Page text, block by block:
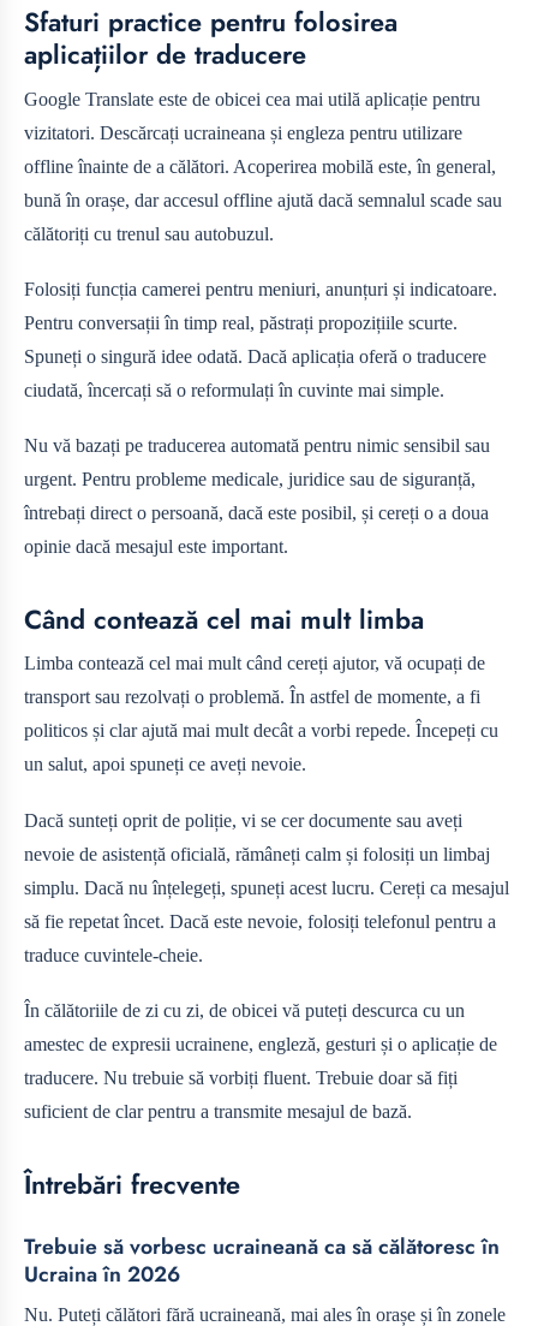
Sfaturi practice pentru folosirea
aplicațiilor de traducere
Google Translate este de obicei cea mai utilă aplicație pentru
vizitatori. Descărcați ucraineana și engleza pentru utilizare
offline înainte de a călători. Acoperirea mobilă este, în general,
bună în orașe, dar accesul offline ajută dacă semnalul scade sau
călătoriți cu trenul sau autobuzul.
Folosiți funcția camerei pentru meniuri, anunțuri și indicatoare.
Pentru conversații în timp real, păstrați propozițiile scurte.
Spuneți o singură idee odată. Dacă aplicația oferă o traducere
ciudată, încercați să o reformulați în cuvinte mai simple.
Nu vă bazați pe traducerea automată pentru nimic sensibil sau
urgent. Pentru probleme medicale, juridice sau de siguranță,
întrebați direct o persoană, dacă este posibil, și cereți o a doua
opinie dacă mesajul este important.
Când contează cel mai mult limba
Limba contează cel mai mult când cereți ajutor, vă ocupați de
transport sau rezolvați o problemă. În astfel de momente, a fi
politicos și clar ajută mai mult decât a vorbi repede. Începeți cu
un salut, apoi spuneți ce aveți nevoie.
Dacă sunteți oprit de poliție, vi se cer documente sau aveți
nevoie de asistență oficială, rămâneți calm și folosiți un limbaj
simplu. Dacă nu înțelegeți, spuneți acest lucru. Cereți ca mesajul
să fie repetat încet. Dacă este nevoie, folosiți telefonul pentru a
traduce cuvintele-cheie.
În călătoriile de zi cu zi, de obicei vă puteți descurca cu un
amestec de expresii ucrainene, engleză, gesturi și o aplicație de
traducere. Nu trebuie să vorbiți fluent. Trebuie doar să fiți
suficient de clar pentru a transmite mesajul de bază.
Întrebări frecvente
Trebuie să vorbesc ucraineană ca să călătoresc în
Ucraina în 2026
Nu. Puteți călători fără ucraineană, mai ales în orașe și în zonele